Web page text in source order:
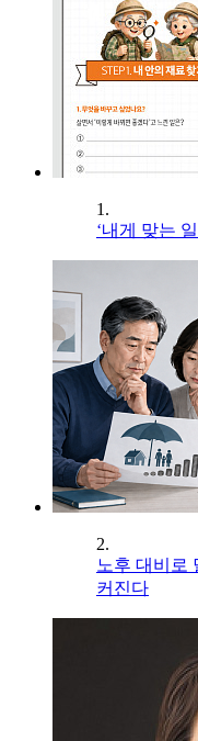
1.
‘내게 맞는
2.
노후 대비로
커진다